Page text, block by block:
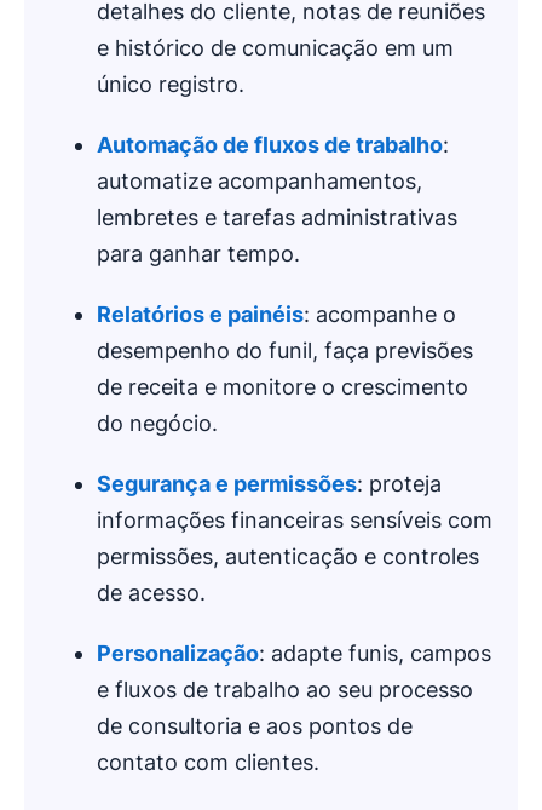
detalhes do cliente, notas de reuniões
e histórico de comunicação em um
único registro.
Automação de fluxos de trabalho:
automatize acompanhamentos,
lembretes e tarefas administrativas
para ganhar tempo.
Relatórios e painéis: acompanhe o
desempenho do funil, faça previsões
de receita e monitore o crescimento
do negócio.
Segurança e permissões: proteja
informações financeiras sensíveis com
permissões, autenticação e controles
de acesso.
Personalização: adapte funis, campos
e fluxos de trabalho ao seu processo
de consultoria e aos pontos de
contato com clientes.